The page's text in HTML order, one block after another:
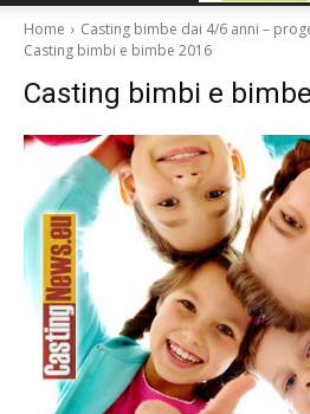
Home
Casting bimbe dai 4/6 anni –
Casting bimbi e bimbe 2016
Casting bimbi e